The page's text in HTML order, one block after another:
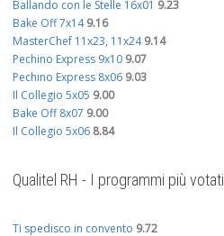
Ballando con le Stelle 16x01 9.23
Bake Off 7x14 9.16
MasterChef 11x23, 11x24 9.14
Pechino Express 9x10 9.07
Pechino Express 8x06 9.03
Il Collegio 5x05 9.00
Bake Off 8x07 9.00
Il Collegio 5x06 8.84
Qualitel RH - I programmi più votati
Ti spedisco in convento 9.72